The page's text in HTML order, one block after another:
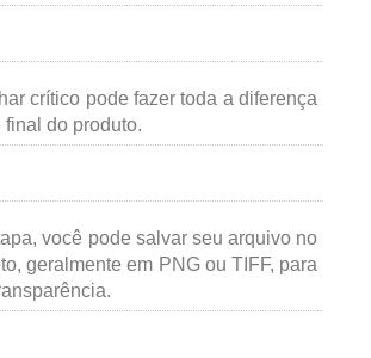
crítico pode fazer toda a diferença
do produto.
você pode salvar seu arquivo no
geralmente em PNG ou TIFF, para